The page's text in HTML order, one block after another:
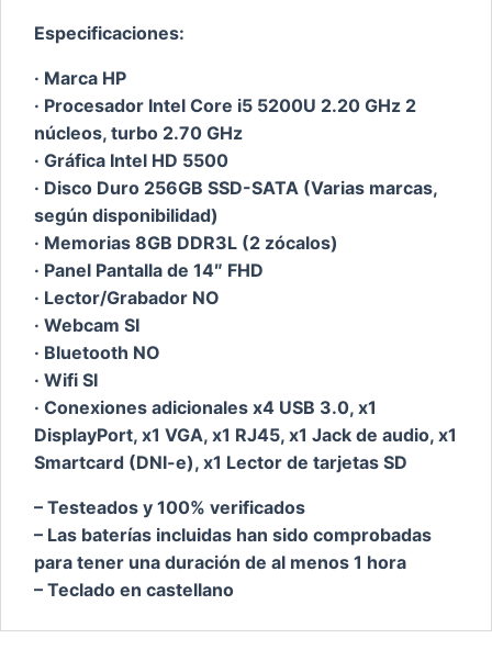
Especificaciones:
· Marca HP
· Procesador Intel Core i5 5200U 2.20 GHz 2
núcleos, turbo 2.70 GHz
· Gráfica Intel HD 5500
· Disco Duro 256GB SSD-SATA (Varias marcas,
según disponibilidad)
· Memorias 8GB DDR3L (2 zócalos)
· Panel Pantalla de 14″ FHD
· Lector/Grabador NO
· Webcam SI
· Bluetooth NO
· Wifi SI
· Conexiones adicionales x4 USB 3.0, x1
DisplayPort, x1 VGA, x1 RJ45, x1 Jack de audio, x1
Smartcard (DNI-e), x1 Lector de tarjetas SD
– Testeados y 100% verificados
– Las baterías incluidas han sido comprobadas
para tener una duración de al menos 1 hora
– Teclado en castellano